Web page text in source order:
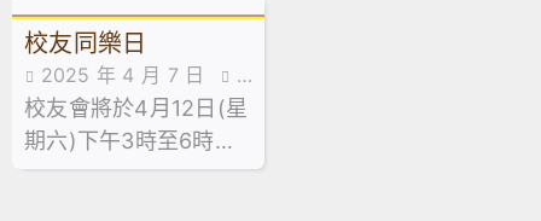
校友同樂日
2025 年 4 月 7 日
新消息,校友會,校友會消息
校友會將於4月12日(星
期六)下午3時至6時於
母校舉行校友同樂日。